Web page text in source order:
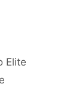
Elite